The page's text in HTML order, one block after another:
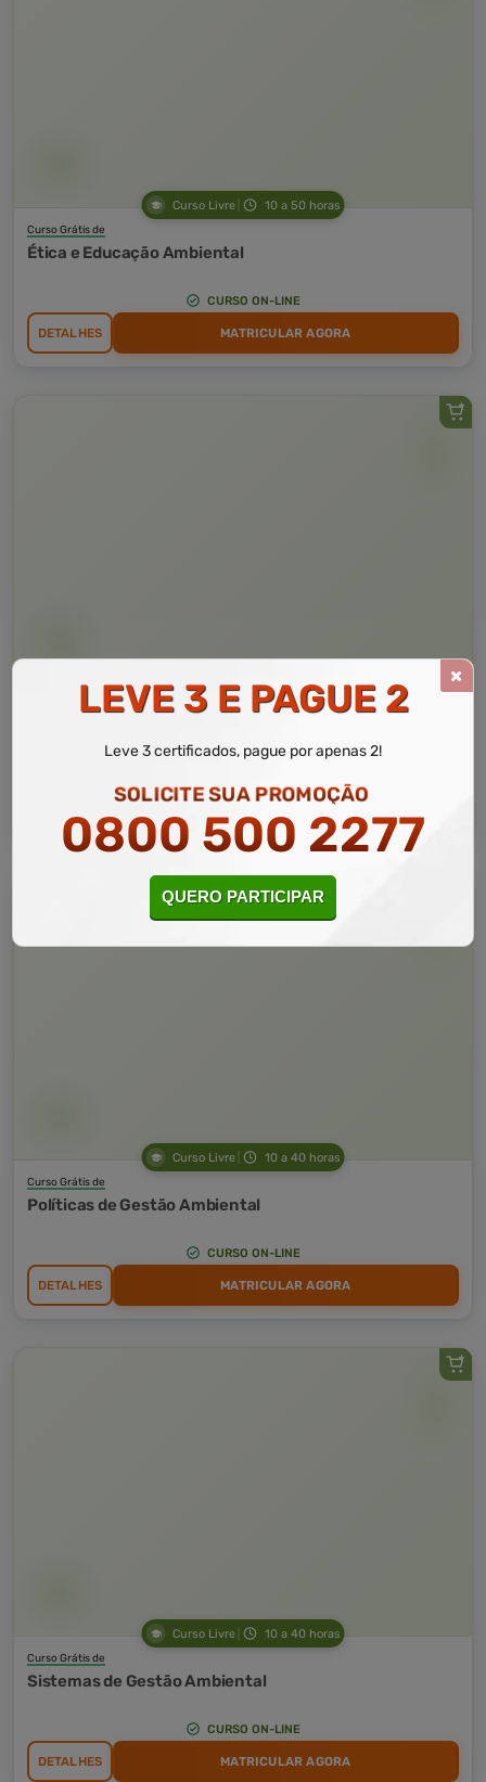
Curso Livre 10 a 50 horas
Curso Grátis de
Ética e Educação Ambiental
CURSO ON-LINE
DETALHES MATRICULAR AGORA
Curso Grátis de
MATRICULAR AGORA
Curso Livre 10 a 40 horas
Curso Grátis de
Políticas de Gestão Ambiental
CURSO ON-LINE
DETALHES MATRICULAR AGORA
Curso Livre 10 a 40 horas
Curso Grátis de
Sistemas de Gestão Ambiental
CURSO ON-LINE
DETALHES MATRICULAR AGORA
LEVE 3 E PAGUE 2
Leve 3 certificados, pague por apenas 2!
SOLICITE SUA PROMOÇÃO
0800 500 2277
QUERO PARTICIPAR